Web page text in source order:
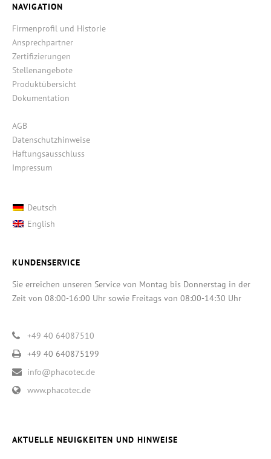
NAVIGATION
Firmenprofil und Historie
Ansprechpartner
Zertifizierungen
Stellenangebote
Produktübersicht
Dokumentation
AGB
Datenschutzhinweise
Haftungsausschluss
Impressum
Deutsch
English
KUNDENSERVICE
Sie erreichen unseren Service von Montag bis Donnerstag in der
Zeit von 08:00-16:00 Uhr sowie Freitags von 08:00-14:30 Uhr
+49 40 64087510
+49 40 640875199
info@phacotec.de
www.phacotec.de
AKTUELLE NEUIGKEITEN UND HINWEISE